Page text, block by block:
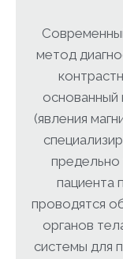
метод
основанный
(явления
пациента
проводятся
органов
системы для